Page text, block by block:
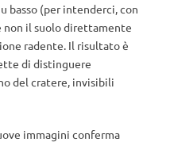
basso (per intenderci, con
non il suolo direttamente
radente. Il risultato è
di distinguere
del cratere, invisibili
immagini conferma